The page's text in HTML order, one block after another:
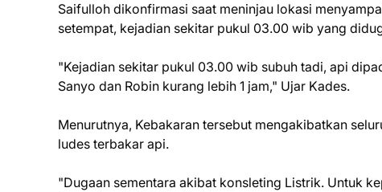
Saifulloh dikonfirmasi saat meninjau lokasi
setempat, kejadian sekitar pukul 03.00 wib yang
"Kejadian sekitar pukul 03.00 wib subuh tadi, api
Sanyo dan Robin kurang lebih 1 jam," Ujar Kades.
Menurutnya, Kebakaran tersebut mengakibatkan
ludes terbakar api.
"Dugaan sementara akibat konsleting Listrik. Untuk